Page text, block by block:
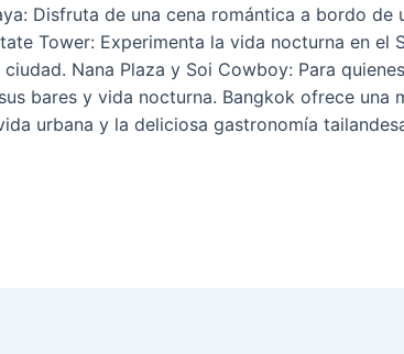
Disfruta de una cena romántica a bordo
Tower: Experimenta la vida nocturna en el
Nana Plaza y Soi Cowboy: Para
bares y vida nocturna. Bangkok ofrece una
urbana y la deliciosa gastronomía